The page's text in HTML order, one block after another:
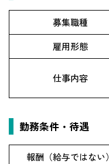
募集職種
雇用形態
仕事内容
勤務条件・待遇
報酬（給与ではない）